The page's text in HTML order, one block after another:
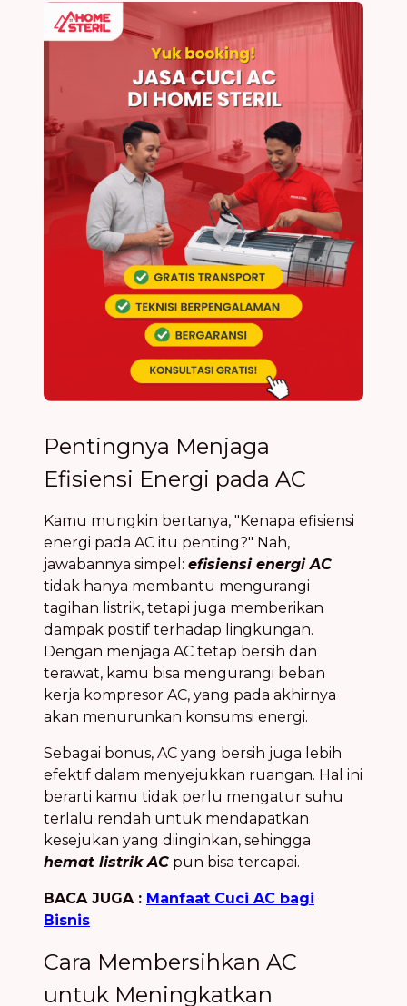
Pentingnya Menjaga
Efisiensi Energi pada AC
Kamu mungkin bertanya, "Kenapa efisiensi
energi pada AC itu penting?" Nah,
jawabannya simpel: efisiensi energi AC
tidak hanya membantu mengurangi
tagihan listrik, tetapi juga memberikan
dampak positif terhadap lingkungan.
Dengan menjaga AC tetap bersih dan
terawat, kamu bisa mengurangi beban
kerja kompresor AC, yang pada akhirnya
akan menurunkan konsumsi energi.
Sebagai bonus, AC yang bersih juga lebih
efektif dalam menyejukkan ruangan. Hal ini
berarti kamu tidak perlu mengatur suhu
terlalu rendah untuk mendapatkan
kesejukan yang diinginkan, sehingga
hemat listrik AC pun bisa tercapai.
BACA JUGA : Manfaat Cuci AC bagi
Bisnis
Cara Membersihkan AC
untuk Meningkatkan